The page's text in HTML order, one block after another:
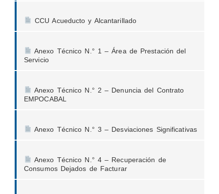
CCU Acueducto y Alcantarillado
Anexo Técnico N.° 1 – Área de Prestación del
Servicio
Anexo Técnico N.° 2 – Denuncia del Contrato
EMPOCABAL
Anexo Técnico N.° 3 – Desviaciones Significativas
Anexo Técnico N.° 4 – Recuperación de
Consumos Dejados de Facturar